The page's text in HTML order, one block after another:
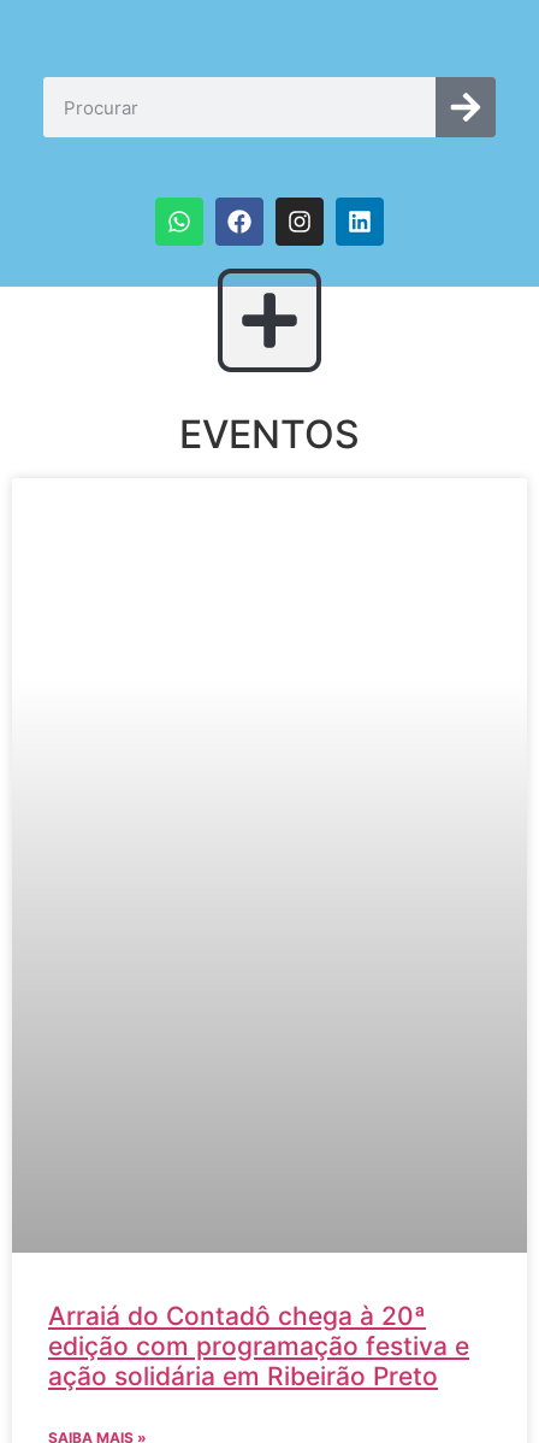
EVENTOS
Arraiá do Contadô chega à 20ª
edição com programação festiva e
ação solidária em Ribeirão Preto
SAIBA MAIS »